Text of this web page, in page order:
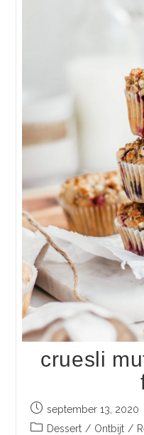
cruesli
september 13, 2020
Dessert / Ontbijt /